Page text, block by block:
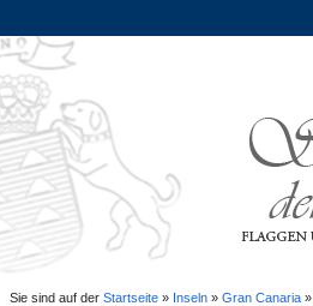
Sie sind auf der Startseite» Inseln» Gran Canaria»